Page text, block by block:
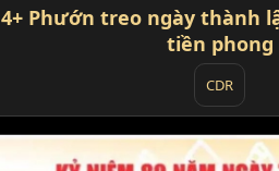
4+ Phướn treo ngày thành
tiền phong
CDR